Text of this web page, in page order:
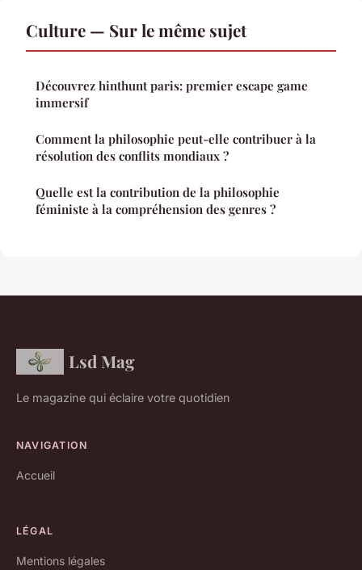
Culture — Sur le même sujet
Découvrez hinthunt paris: premier escape game
immersif
Comment la philosophie peut-elle contribuer à la
résolution des conflits mondiaux ?
Quelle est la contribution de la philosophie
féministe à la compréhension des genres ?
Lsd Mag
Le magazine qui éclaire votre quotidien
NAVIGATION
Accueil
LÉGAL
Mentions légales